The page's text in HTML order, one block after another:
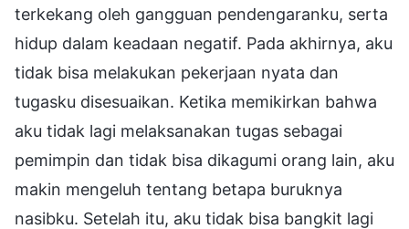
terkekang oleh gangguan pendengaranku, serta
hidup dalam keadaan negatif. Pada akhirnya, aku
tidak bisa melakukan pekerjaan nyata dan
tugasku disesuaikan. Ketika memikirkan bahwa
aku tidak lagi melaksanakan tugas sebagai
pemimpin dan tidak bisa dikagumi orang lain, aku
makin mengeluh tentang betapa buruknya
nasibku. Setelah itu, aku tidak bisa bangkit lagi